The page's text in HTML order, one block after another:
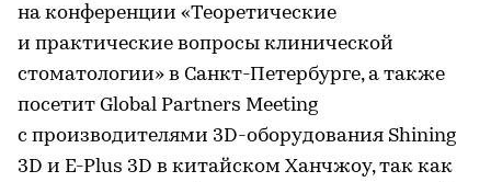
на конференции «Теоретические
и практические вопросы клинической
стоматологии» в Санкт-Петербурге, а также
посетит Global Partners Meeting
с производителями 3D-оборудования Shining
3D и E-Plus 3D в китайском Ханчжоу, так как